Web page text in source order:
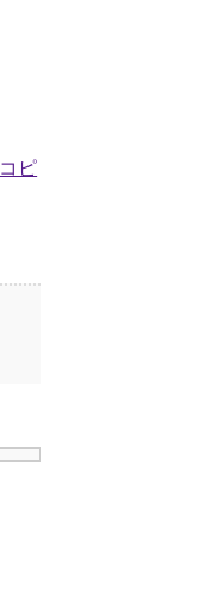
コピ